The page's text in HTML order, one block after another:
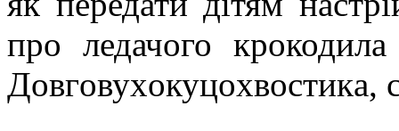
про ледачого
Дoвгoвуxoкуцoxвocтикa,